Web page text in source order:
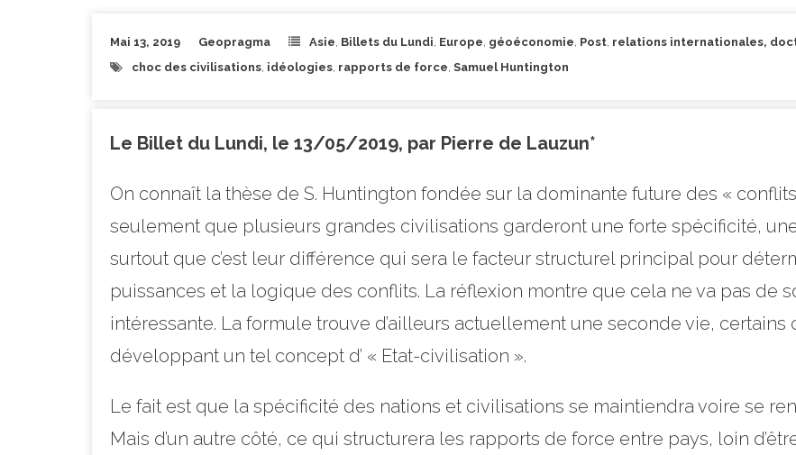
Mai 13, 2019 Geopragma Asie Billets du Lundi Europe géoéconomie Post relations internationales,
choc des civilisations idéologies rapports de force Samuel Huntington
Le Billet du Lundi, le 13/05/2019, par Pierre de Lauzun*
On connaît la thèse de S. Huntington fondée sur la dominante future des «
seulement que plusieurs grandes civilisations garderont une forte spécificité,
surtout que c’est leur différence qui sera le facteur structurel principal pour
puissances et la logique des conflits. La réflexion montre que cela ne va pas de
intéressante. La formule trouve d’ailleurs actuellement une seconde vie,
développant un tel concept d’ « Etat-civilisation ».
Le fait est que la spécificité des nations et civilisations se maintiendra voire se
Mais d’un autre côté, ce qui structurera les rapports de force entre pays, loin